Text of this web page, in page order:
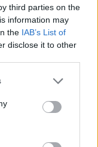
third parties on the
information may
the IAB’s List of
disclose it to other
or more Google
You may click to
party tags to
in below Google
possesso
atteso è la
validazione dei
di governance